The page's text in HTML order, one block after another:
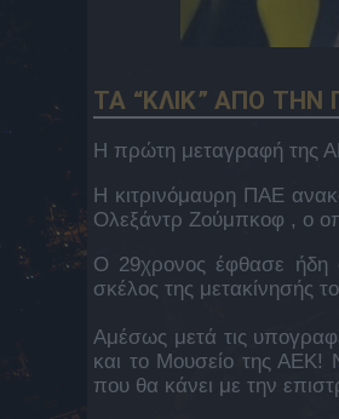
ΤΑ “ΚΛΙΚ” ΑΠΟ
Η πρώτη μεταγραφή της
Η κιτρινόμαυρη ΠΑΕ
Ολεξάντρ Ζούμπκοφ , ο
Ο 29χρονος έφθασε ήδη
σκέλος της μετακίνησής
Αμέσως μετά τις
και το Μουσείο της ΑΕΚ!
που θα κάνει με την